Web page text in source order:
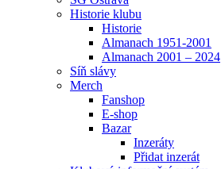
Historie klubu
Historie
Almanach 1951-2001
Almanach 2001 – 2024
Síň slávy
Merch
Fanshop
E-shop
Bazar
Inzeráty
Přidat inzerát